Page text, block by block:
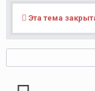
Эта тема